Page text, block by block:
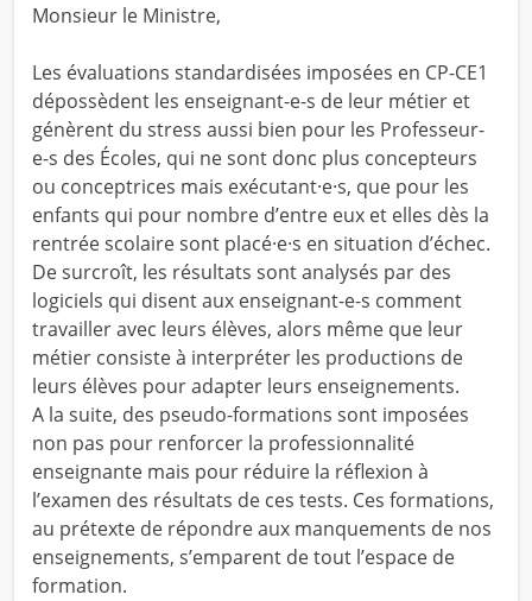
Monsieur le Ministre,
Les évaluations standardisées imposées en CP-CE1
dépossèdent les enseignant-e-s de leur métier et
génèrent du stress aussi bien pour les Professeur-
e-s des Écoles, qui ne sont donc plus concepteurs
ou conceptrices mais exécutant·e·s, que pour les
enfants qui pour nombre d’entre eux et elles dès la
rentrée scolaire sont placé·e·s en situation d’échec.
De surcroît, les résultats sont analysés par des
logiciels qui disent aux enseignant-e-s comment
travailler avec leurs élèves, alors même que leur
métier consiste à interpréter les productions de
leurs élèves pour adapter leurs enseignements.
A la suite, des pseudo-formations sont imposées
non pas pour renforcer la professionnalité
enseignante mais pour réduire la réflexion à
l’examen des résultats de ces tests. Ces formations,
au prétexte de répondre aux manquements de nos
enseignements, s’emparent de tout l’espace de
formation.